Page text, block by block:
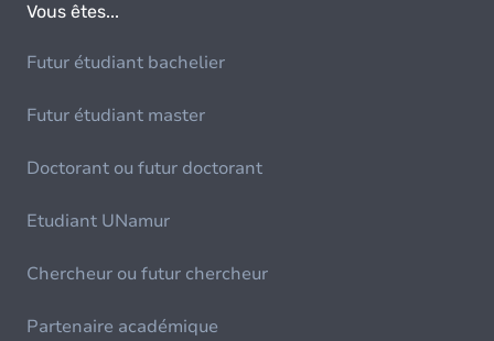
Vous êtes...
Futur étudiant bachelier
Futur étudiant master
Doctorant ou futur doctorant
Etudiant UNamur
Chercheur ou futur chercheur
Partenaire académique